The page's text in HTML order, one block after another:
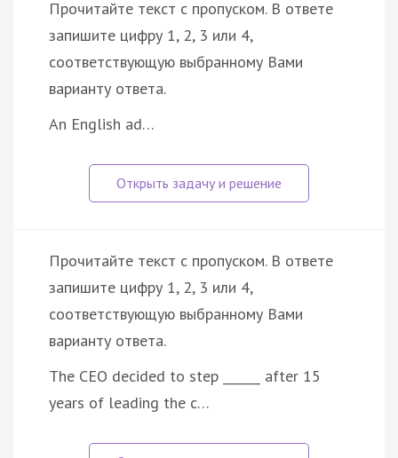
Прочитайте текст с пропуском. В ответе
запишите цифру 1, 2, 3 или 4,
соответствующую выбранному Вами
варианту ответа.
An English ad…
Прочитайте текст с пропуском. В ответе
запишите цифру 1, 2, 3 или 4,
соответствующую выбранному Вами
варианту ответа.
The CEO decided to step ______ after 15
years of leading the c…